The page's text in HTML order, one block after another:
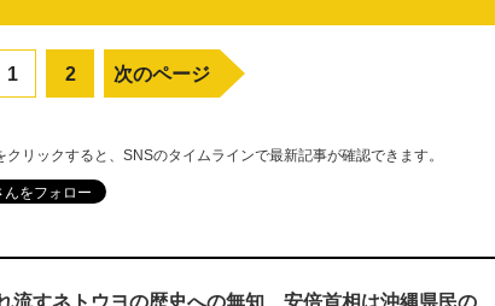
1 2 次のページ
クリックすると、SNSのタイムラインで最新記事が確認できます。
流すネトウヨの歴史への無知 安倍首相は沖縄県民の